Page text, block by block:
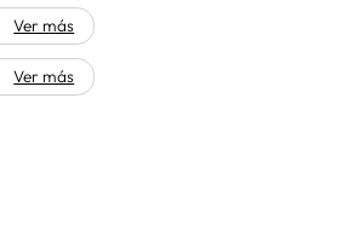
Ver más
Ver más